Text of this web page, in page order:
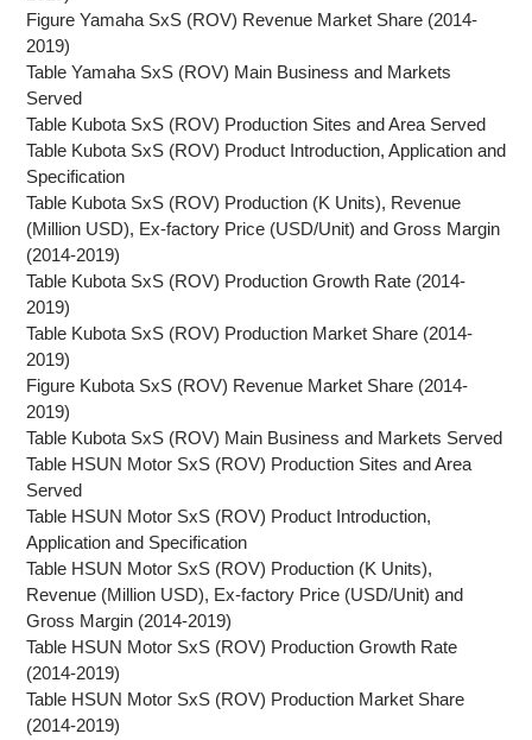
Figure Yamaha SxS (ROV) Revenue Market Share (2014-
2019)
Table Yamaha SxS (ROV) Main Business and Markets
Served
Table Kubota SxS (ROV) Production Sites and Area Served
Table Kubota SxS (ROV) Product Introduction, Application and
Specification
Table Kubota SxS (ROV) Production (K Units), Revenue
(Million USD), Ex-factory Price (USD/Unit) and Gross Margin
(2014-2019)
Table Kubota SxS (ROV) Production Growth Rate (2014-
2019)
Table Kubota SxS (ROV) Production Market Share (2014-
2019)
Figure Kubota SxS (ROV) Revenue Market Share (2014-
2019)
Table Kubota SxS (ROV) Main Business and Markets Served
Table HSUN Motor SxS (ROV) Production Sites and Area
Served
Table HSUN Motor SxS (ROV) Product Introduction,
Application and Specification
Table HSUN Motor SxS (ROV) Production (K Units),
Revenue (Million USD), Ex-factory Price (USD/Unit) and
Gross Margin (2014-2019)
Table HSUN Motor SxS (ROV) Production Growth Rate
(2014-2019)
Table HSUN Motor SxS (ROV) Production Market Share
(2014-2019)